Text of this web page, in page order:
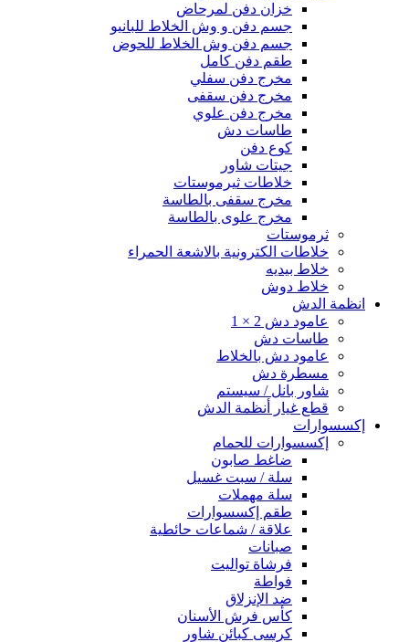
خزان دفن لمرحاض
جسم دفن و وش الخلاط للبانيو
جسم دفن وش الخلاط للحوض
طقم دفن كامل
مخرج دفن سفلي
مخرج دفن سقفى
مخرج دفن علوي
طاسات دش
كوع دفن
جيتات شاور
خلاطات ثيرموستات
مخرج سقفى بالطاسة
مخرج علوى بالطاسة
ثرموستات
خلاطات الكترونية بالاشعة الحمراء
خلاط بيديه
خلاط دوش
انظمة الدش
عامود دش 2 × 1
طاسات دش
عامود دش بالخلاط
مسطرة دش
شاور بانل / سيستم
قطع غيار أنظمة الدش
إكسسوارات
إكسسوارات للحمام
ضاغط صابون
سلة / سبت غسيل
سلة مهملات
طقم إكسسوارات
علاقة / شماعات حائطية
صبانات
فرشاة تواليت
فواطة
ضد الإنزلاق
كأس فرش الأسنان
كرسى كبائن شاور